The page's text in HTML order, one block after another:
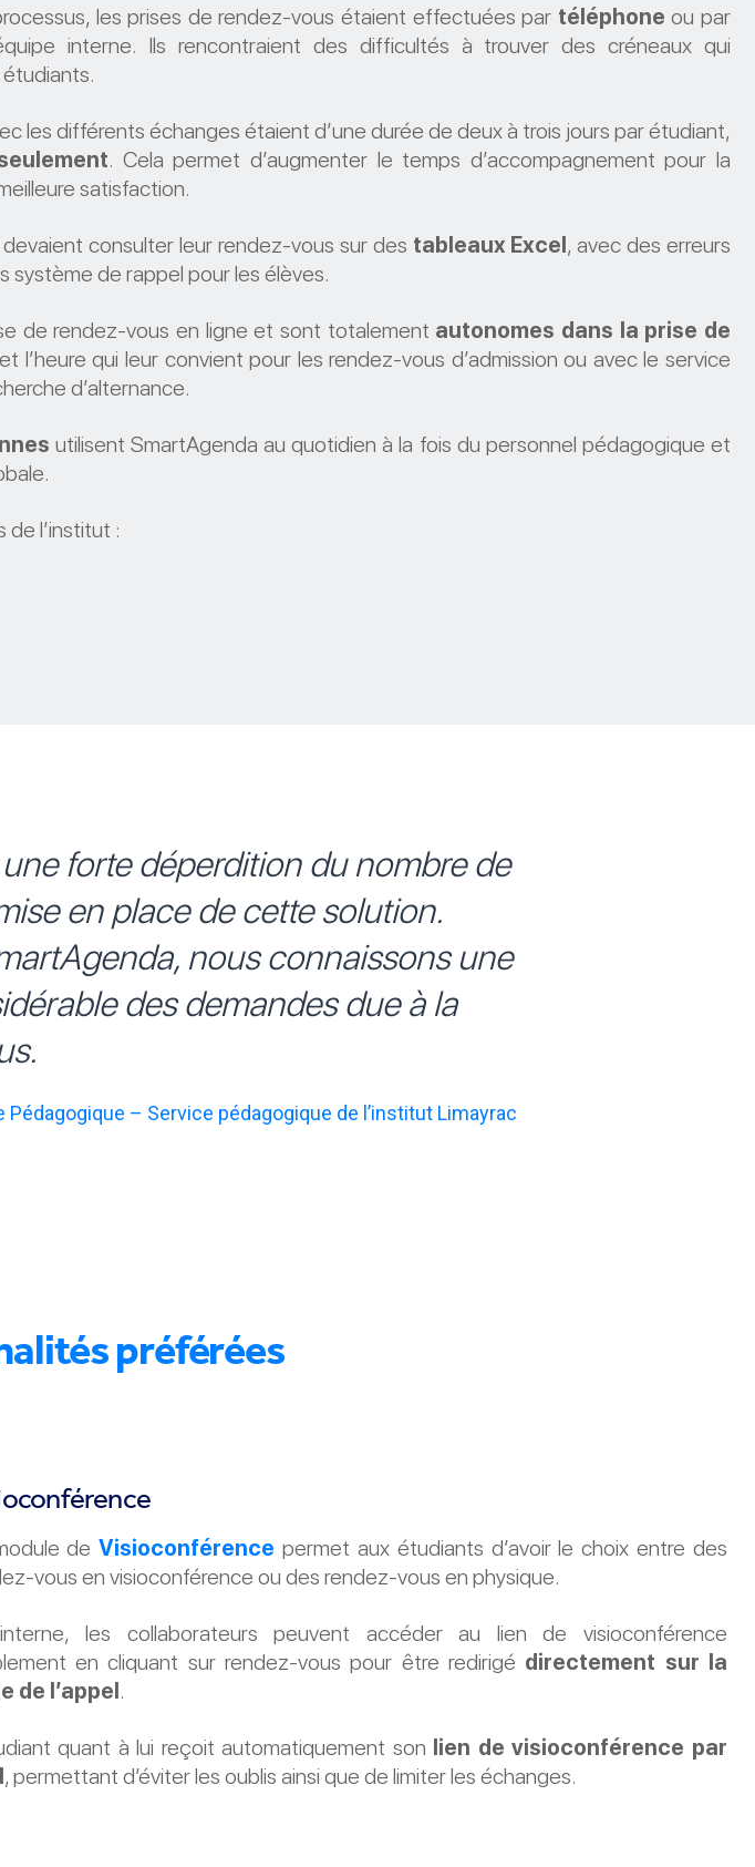
les prises de rendez-vous étaient effectuées par téléphone ou par
interne. Ils rencontraient des difficultés à trouver des créneaux qui
étudiants.
les différents échanges étaient d’une durée de deux à trois jours par étudiant,
. Cela permet d’augmenter le temps d’accompagnement pour la
satisfaction.
consulter leur rendez-vous sur des tableaux Excel, avec des erreurs
système de rappel pour les élèves.
de rendez-vous en ligne et sont totalement autonomes dans la prise de
l’heure qui leur convient pour les rendez-vous d’admission ou avec le service
d’alternance.
utilisent SmartAgenda au quotidien à la fois du personnel pédagogique et
de l’institut :
forte déperdition du nombre de
en place de cette solution.
nous connaissons une
des demandes due à la
Pédagogique – Service pédagogique de l’institut Limayrac
préférées
deVisioconférence permet aux étudiants d’avoir le choix entre des
vous en visioconférence ou des rendez-vous en physique.
les collaborateurs peuvent accéder au lien de visioconférence
en cliquant sur rendez-vous pour être redirigé directement sur la
de l’appel.
quant à lui reçoit automatiquement son lien de visioconférence par
, permettant d’éviter les oublis ainsi que de limiter les échanges.